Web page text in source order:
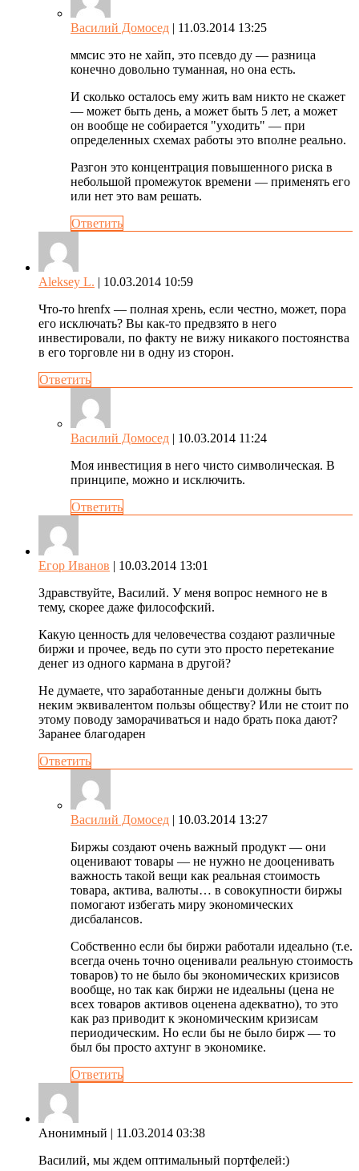
Василий Домосед | 11.03.2014 13:25
ммсис это не хайп, это псевдо ду — разница
конечно довольно туманная, но она есть.
И сколько осталось ему жить вам никто не скажет
— может быть день, а может быть 5 лет, а может
он вообще не собирается "уходить" — при
определенных схемах работы это вполне реально.
Разгон это концентрация повышенного риска в
небольшой промежуток времени — применять его
или нет это вам решать.
Ответить
Aleksey L. | 10.03.2014 10:59
Что-то hrenfx — полная хрень, если честно, может, пора
его исключать? Вы как-то предвзято в него
инвестировали, по факту не вижу никакого постоянства
в его торговле ни в одну из сторон.
Ответить
Василий Домосед | 10.03.2014 11:24
Моя инвестиция в него чисто символическая. В
принципе, можно и исключить.
Ответить
Егор Иванов | 10.03.2014 13:01
Здравствуйте, Василий. У меня вопрос немного не в
тему, скорее даже философский.
Какую ценность для человечества создают различные
биржи и прочее, ведь по сути это просто перетекание
денег из одного кармана в другой?
Не думаете, что заработанные деньги должны быть
неким эквивалентом пользы обществу? Или не стоит по
этому поводу заморачиваться и надо брать пока дают?
Заранее благодарен
Ответить
Василий Домосед | 10.03.2014 13:27
Биржы создают очень важный продукт — они
оценивают товары — не нужно не дооценивать
важность такой вещи как реальная стоимость
товара, актива, валюты… в совокупности биржы
помогают избегать миру экономических
дисбалансов.
Собственно если бы биржи работали идеально (т.е.
всегда очень точно оценивали реальную стоимость
товаров) то не было бы экономических кризисов
вообще, но так как биржи не идеальны (цена не
всех товаров активов оценена адекватно), то это
как раз приводит к экономическим кризисам
периодическим. Но если бы не было бирж — то
был бы просто ахтунг в экономике.
Ответить
Анонимный | 11.03.2014 03:38
Василий, мы ждем оптимальный портфелей:)